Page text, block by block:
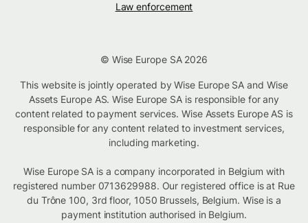
Law enforcement
© Wise Europe SA 2026
This website is jointly operated by Wise Europe SA and Wise
Assets Europe AS. Wise Europe SA is responsible for any
content related to payment services. Wise Assets Europe AS is
responsible for any content related to investment services,
including marketing.
Wise Europe SA is a company incorporated in Belgium with
registered number 0713629988. Our registered office is at Rue
du Trône 100, 3rd floor, 1050 Brussels, Belgium. Wise is a
payment institution authorised in Belgium.